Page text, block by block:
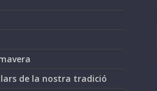
de la nostra tradició